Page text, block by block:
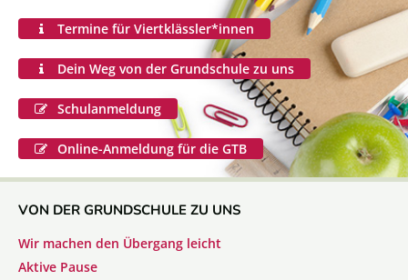
Termine für Viertklässler*innen
Dein Weg von der Grundschule zu uns
Schulanmeldung
Online-Anmeldung für die GTB
VON DER GRUNDSCHULE ZU UNS
Wir machen den Übergang leicht
Aktive Pause